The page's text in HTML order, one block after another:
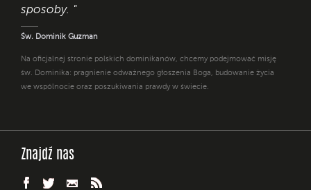
sposoby. "
Św. Dominik Guzman
Na oficjalnej stronie polskich dominikanów, chcemy podejmować misję
św. Dominika: pragnienie odważnego głoszenia Boga, budowanie życia
we wspólnocie oraz poszukiwania prawdy w świecie.
Znajdź nas